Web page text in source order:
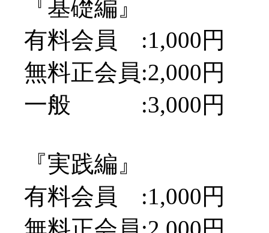
『基礎編』
有料会員 :1,000円
無料正会員:2,000円
一般 :3,000円
『実践編』
有料会員 :1,000円